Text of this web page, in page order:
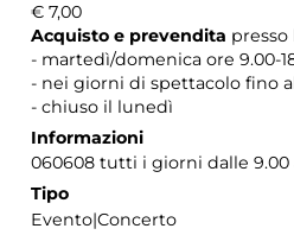
€ 7,00
Acquisto e prevendita
- martedì/domenica ore 9.00-
- nei giorni di spettacolo fino
- chiuso il lunedì
Informazioni
060608 tutti i giorni dalle 9.00
Tipo
Evento|Concerto